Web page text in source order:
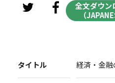
全文ダウン
（
タイトル 経済・金